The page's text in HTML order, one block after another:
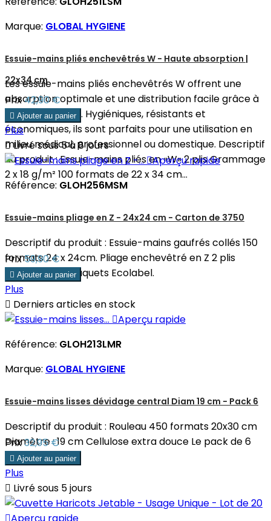
Marque: GLOBAL HYGIENE
Essuie-mains pliés enchevêtrés W - Haute absorption |
22x34 cm
Les essuie-mains pliés enchevêtrés W offrent une
absorption optimale et une distribution facile grâce à
leur pliage en W. Hygiéniques, résistants et
économiques, ils sont parfaits pour une utilisation en
milieu médical, professionnel ou domestique. Descriptif
du produit : Essuie-mains pliés en «W» 2 plis Grammage
2 x 18 g/m² 100 formats de 22 x 34 cm...
Prix42,90 €
 Ajouter au panier
Plus
Livré sous 5 à 8 jours
Aperçu rapide
Référence: GLOH256MSM
Essuie-mains pliage en Z - 24x24 cm - Carton de 3750
Descriptif du produit : Essuie-mains gaufrés collés 150
formats 24 x 24cm. Pliage enchevêtré en Z 2 plis
Carton de 25 paquets Ecolabel.
Prix59,90 €
 Ajouter au panier
Plus
 Derniers articles en stock
Aperçu rapide
Référence: GLOH213LMR
Marque: GLOBAL HYGIENE
Essuie-mains lisses dévidage central Diam 19 cm - Pack 6
Descriptif du produit : Rouleau 450 formats 20x30 cm
Diamètre : 19 cm Cellulose extra douce Le pack de 6
rouleaux.
Prix32,95 €
 Ajouter au panier
Plus
 Livré sous 5 jours
Aperçu rapide